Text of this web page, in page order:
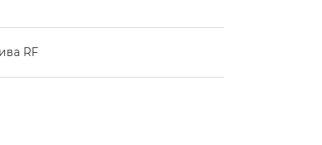
RF